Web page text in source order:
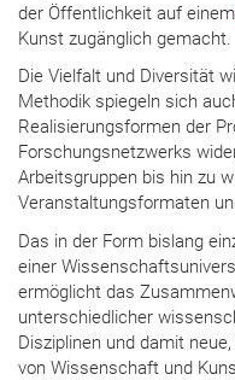
der Öffentlichkeit auf einem
Kunst zugänglich gemacht.
Die Vielfalt und Diversität
Methodik spiegeln sich
Realisierungsformen der
Forschungsnetzwerks
Arbeitsgruppen bis hin zu
Veranstaltungsformaten
Das in der Form bislang
einer
ermöglicht das
unterschiedlicher
Disziplinen und damit
von Wissenschaft und